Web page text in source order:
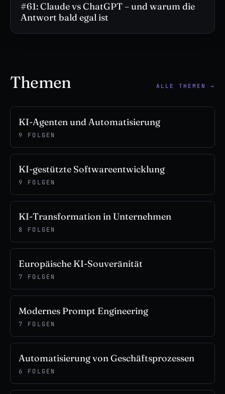
#61: Claude vs ChatGPT – und warum die
Antwort bald egal ist
Themen ALLE THEMEN →
KI-Agenten und Automatisierung
9 FOLGEN
KI-gestützte Softwareentwicklung
9 FOLGEN
KI-Transformation in Unternehmen
8 FOLGEN
Europäische KI-Souveränität
7 FOLGEN
Modernes Prompt Engineering
7 FOLGEN
Automatisierung von Geschäftsprozessen
6 FOLGEN